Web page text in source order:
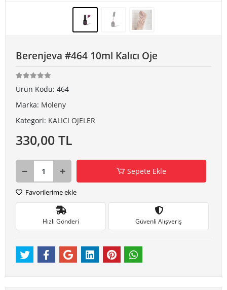
Berenjeva #464 10ml Kalıcı Oje
Ürün Kodu: 464
Marka: Moleny
Kategori: KALICI OJELER
330,00 TL
Sepete Ekle
Favorilerime ekle
Hızlı Gönderi Güvenli Alışveriş